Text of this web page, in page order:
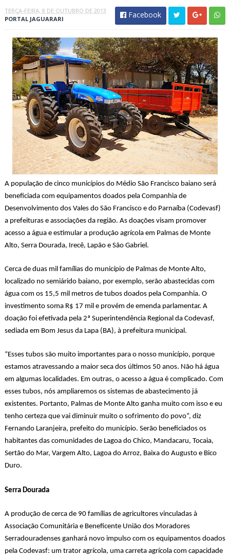
TERÇA-FEIRA, 8 DE OUTUBRO DE 2013
PORTAL JAGUARARI
Facebook
A população de cinco municípios do Médio São Francisco baiano será
beneficiada com equipamentos doados pela Companhia de
Desenvolvimento dos Vales do São Francisco e do Parnaíba (Codevasf)
a prefeituras e associações da região. As doações visam promover
acesso a água e estimular a produção agrícola em Palmas de Monte
Alto, Serra Dourada, Irecê, Lapão e São Gabriel.
Cerca de duas mil famílias do município de Palmas de Monte Alto,
localizado no semiárido baiano, por exemplo, serão abastecidas com
água com os 15,5 mil metros de tubos doados pela Companhia. O
investimento soma R$ 17 mil e provém de emenda parlamentar. A
doação foi efetivada pela 2ª Superintendência Regional da Codevasf,
sediada em Bom Jesus da Lapa (BA), à prefeitura municipal.
“Esses tubos são muito importantes para o nosso município, porque
estamos atravessando a maior seca dos últimos 50 anos. Não há água
em algumas localidades. Em outras, o acesso a água é complicado. Com
esses tubos, nós ampliaremos os sistemas de abastecimento já
existentes. Portanto, Palmas de Monte Alto ganha muito com isso e eu
tenho certeza que vai diminuir muito o sofrimento do povo”, diz
Fernando Laranjeira, prefeito do município. Serão beneficiados os
habitantes das comunidades de Lagoa do Chico, Mandacaru, Tocaia,
Sertão do Mar, Vargem Alto, Lagoa do Arroz, Baixa do Augusto e Bico
Duro.
Serra Dourada
A produção de cerca de 90 famílias de agricultores vinculadas à
Associação Comunitária e Beneficente União dos Moradores
Serradouradenses ganhará novo impulso com os equipamentos doados
pela Codevasf: um trator agrícola, uma carreta agrícola com capacidade